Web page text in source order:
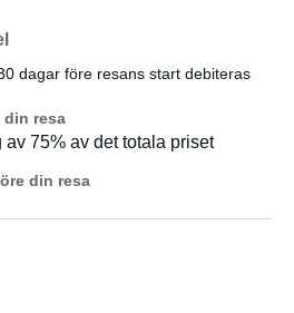
dagar före resans start debiteras
din resa
75% av det totala priset
din resa